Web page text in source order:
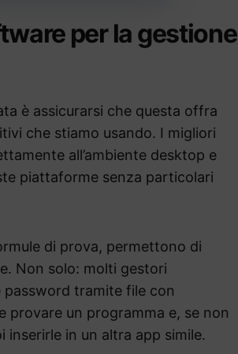
per la gestione
è assicurarsi che questa offra
che stiamo usando. I migliori
all’ambiente desktop e
piattaforme senza particolari
di prova, permettono di
Non solo: molti gestori
tramite file con
provare un programma e, se non
in un altra app simile.